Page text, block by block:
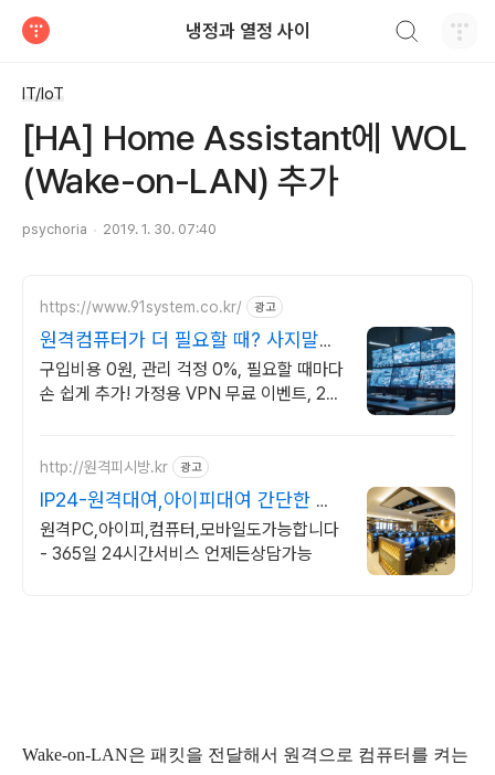
냉정과 열정 사이
IT/IoT
[HA] Home Assistant에 WOL
(Wake-on-LAN) 추가
psychoria 2019. 1. 30. 07:40
https://www.91system.co.kr/ 광고
원격컴퓨터가 더 필요할 때? 사지말고
가상으로 추가하세요
구입비용 0원, 관리 걱정 0%, 필요할 때마다
손 쉽게 추가! 가정용 VPN 무료 이벤트, 24
http://원격피시방.kr 광고
IP24-원격대여,아이피대여 간단한 설
치 및 이용!
원격PC,아이피,컴퓨터,모바일도가능합니다
- 365일 24시간서비스 언제든상담가능
Wake-on-LAN은 패킷을 전달해서 원격으로 컴퓨터를 켜는